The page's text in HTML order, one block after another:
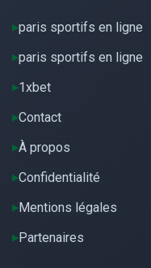
paris sportifs en ligne
paris sportifs en ligne
1xbet
Contact
À propos
Confidentialité
Mentions légales
Partenaires